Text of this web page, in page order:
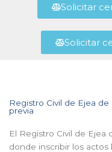
Solicitar
Solicitar
Registro Civil de Ejea de
previa
El Registro Civil de Ejea
donde inscribir los actos